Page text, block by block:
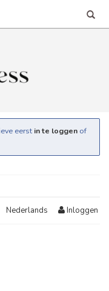
eerst in te loggen of
Nederlands Inloggen